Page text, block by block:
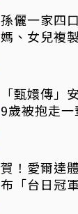
孫儷一家四
媽、女兒複
「甄嬛傳」
9歲被抱走
賀！愛爾達
布「台日冠